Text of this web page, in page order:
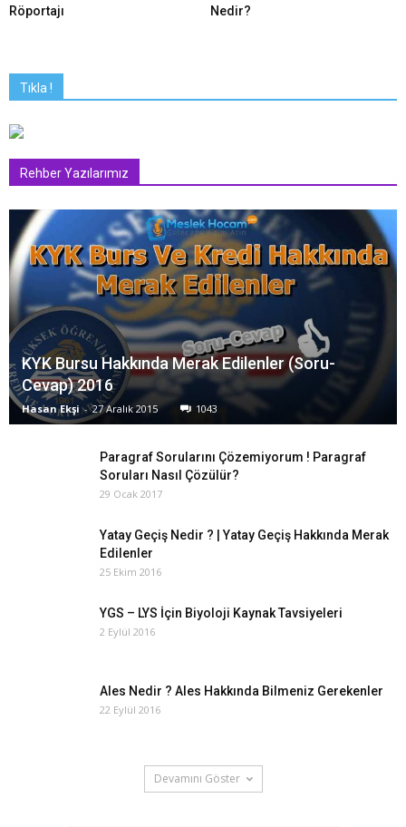
Röportajı
Nedir?
Tıkla !
Rehber Yazılarımız
KYK Bursu Hakkında Merak Edilenler (Soru-
Cevap) 2016
Hasan Ekşi - 27 Aralık 2015 1043
Paragraf Sorularını Çözemiyorum ! Paragraf
Soruları Nasıl Çözülür?
29 Ocak 2017
Yatay Geçiş Nedir ? | Yatay Geçiş Hakkında Merak
Edilenler
25 Ekim 2016
YGS – LYS İçin Biyoloji Kaynak Tavsiyeleri
2 Eylül 2016
Ales Nedir ? Ales Hakkında Bilmeniz Gerekenler
22 Eylül 2016
Devamını Göster